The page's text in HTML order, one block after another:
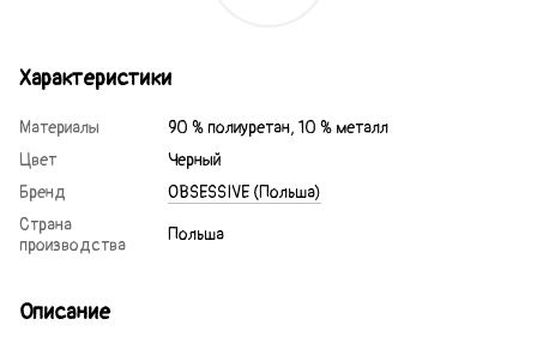
Характеристики
Материалы
90 % полиуретан, 10 % металл
Цвет
Черный
Бренд
OBSESSIVE (Польша)
Страна
производства
Польша
Описание